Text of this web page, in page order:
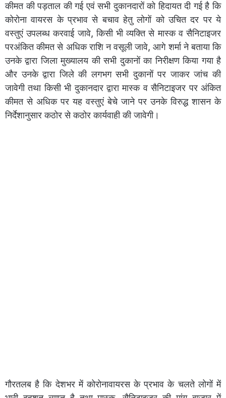
कीमत की पड़ताल की गई एवं सभी दुकानदारों को हिदायत दी गई है कि
कोरोना वायरस के प्रभाव से बचाव हेतु लोगों को उचित दर पर ये
वस्तुएं उपलब्ध करवाई जावे, किसी भी व्यक्ति से मास्क व सैनिटाइजर
परअंकित कीमत से अधिक राशि न वसूली जावे, आगे शर्मा ने बताया कि
उनके द्वारा जिला मुख्यालय की सभी दुकानों का निरीक्षण किया गया है
और उनके द्वारा जिले की लगभग सभी दुकानों पर जाकर जांच की
जावेगी तथा किसी भी दुकानदार द्वारा मास्क व सैनिटाइजर पर अंकित
कीमत से अधिक पर यह वस्तुएं बेचे जाने पर उनके विरुद्ध शासन के
निर्देशानुसार कठोर से कठोर कार्यवाही की जावेगी।
गौरतलब है कि देशभर में कोरोनावायरस के प्रभाव के चलते लोगों में